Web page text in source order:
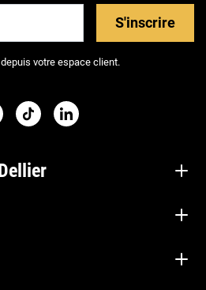
S'inscrire
votre espace client.